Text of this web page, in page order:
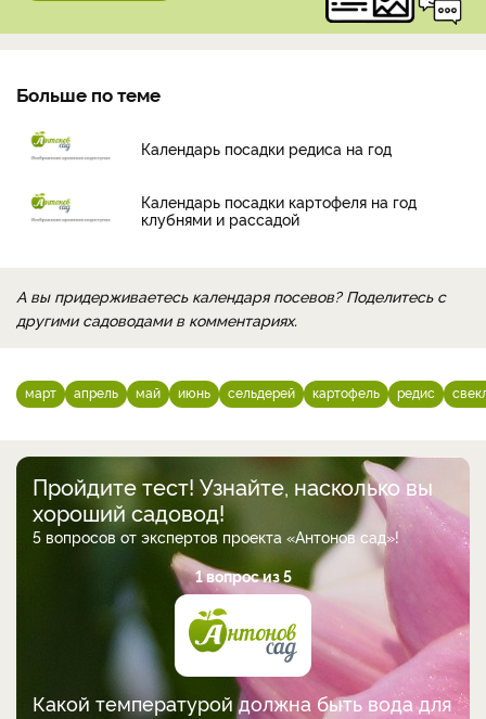
Больше по теме
Календарь посадки редиса на год
Календарь посадки картофеля на год
клубнями и рассадой
А вы придерживаетесь календаря посевов? Поделитесь с
другими садоводами в комментариях.
март апрель май июнь сельдерей картофель редис
Пройдите тест! Узнайте, насколько вы
хороший садовод!
5 вопросов от экспертов проекта «Антонов сад»!
1 вопрос из 5
Какой температурой должна быть вода для